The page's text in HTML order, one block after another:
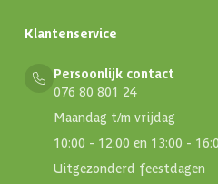
Klantenservice
Persoonlijk contact
076 80 801 24
Maandag t/m vrijdag
10:00 - 12:00 en 13:00 -
Uitgezonderd feestdagen